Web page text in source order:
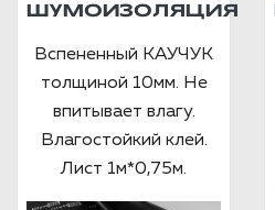
ШУМОИЗОЛЯЦИЯ
Вспененный КАУЧУК
толщиной 10мм. Не
впитывает влагу.
Влагостойкий клей.
Лист 1м*0,75м.